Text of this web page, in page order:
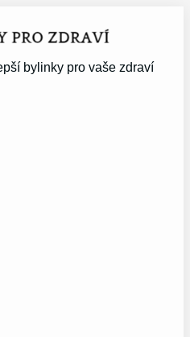
bylinky pro vaše zdraví